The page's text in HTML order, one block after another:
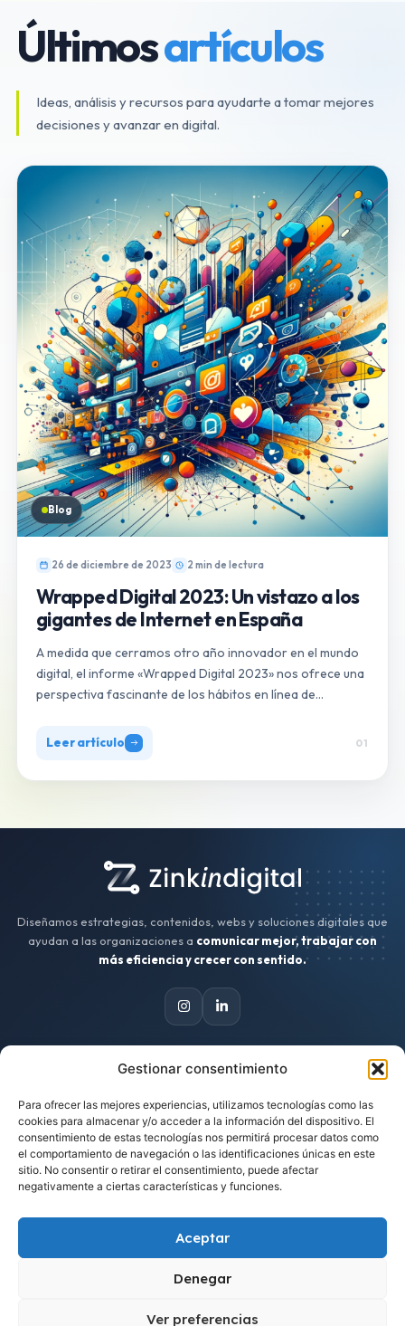
Gestionar consentimiento
Para ofrecer las mejores experiencias, utilizamos tecnologías como las
cookies para almacenar y/o acceder a la información del dispositivo. El
consentimiento de estas tecnologías nos permitirá procesar datos como
el comportamiento de navegación o las identificaciones únicas en este
sitio. No consentir o retirar el consentimiento, puede afectar
negativamente a ciertas características y funciones.
Aceptar
Denegar
Ver preferencias
Últimosartículos
Ideas, análisis y recursos para ayudarte a tomar mejores
decisiones y avanzar en digital.
Blog
26 de diciembre de 2023 2 min de lectura
Wrapped Digital 2023: Un vistazo a los
gigantes de Internet en España
A medida que cerramos otro año innovador en el mundo
digital, el informe «Wrapped Digital 2023» nos ofrece una
perspectiva fascinante de los hábitos en línea de…
Leer artículo 01
Diseñamos estrategias, contenidos, webs y soluciones digitales que
ayudan a las organizaciones a comunicar mejor, trabajar con
más eficiencia y crecer con sentido.
CONTACTO
Escríbenos
hola@zinkindigital.es
Trabajamos desde Asturias
Proyectos para clientes de cualquier lugar.
Solicitar una propuesta